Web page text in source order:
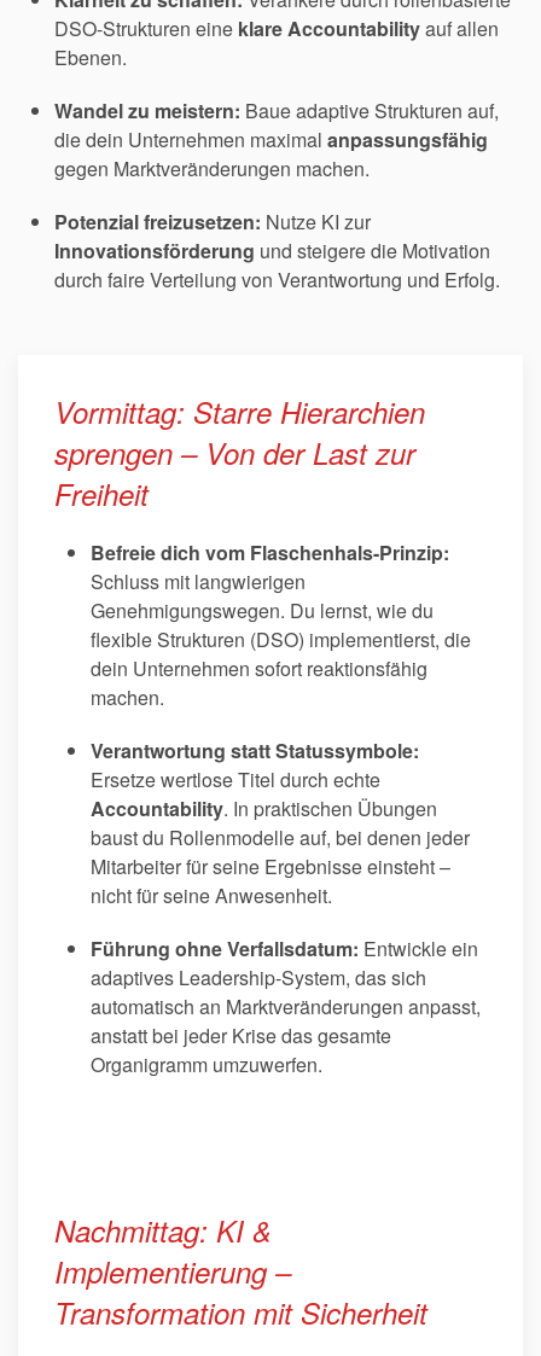
DSO-Strukturen eine klare Accountabilityauf allen
Ebenen.
Wandel zu meistern: Baue adaptive Strukturen auf,
die dein Unternehmen maximal anpassungsfähig
gegen Marktveränderungen machen.
Potenzial freizusetzen: Nutze KI zur
Innovationsförderung und steigere die Motivation
durch faire Verteilung von Verantwortung und Erfolg.
Vormittag: Starre Hierarchien
sprengen – Von der Last zur
Freiheit
Befreie dich vom Flaschenhals-Prinzip:
Schluss mit langwierigen
Genehmigungswegen. Du lernst, wie du
flexible Strukturen (DSO) implementierst, die
dein Unternehmen sofort reaktionsfähig
machen.
Verantwortung statt Statussymbole:
Ersetze wertlose Titel durch echte
Accountability. In praktischen Übungen
baust du Rollenmodelle auf, bei denen jeder
Mitarbeiter für seine Ergebnisse einsteht –
nicht für seine Anwesenheit.
Führung ohne Verfallsdatum: Entwickle ein
adaptives Leadership-System, das sich
automatisch an Marktveränderungen anpasst,
anstatt bei jeder Krise das gesamte
Organigramm umzuwerfen.
Nachmittag: KI &
Implementierung –
Transformation mit Sicherheit